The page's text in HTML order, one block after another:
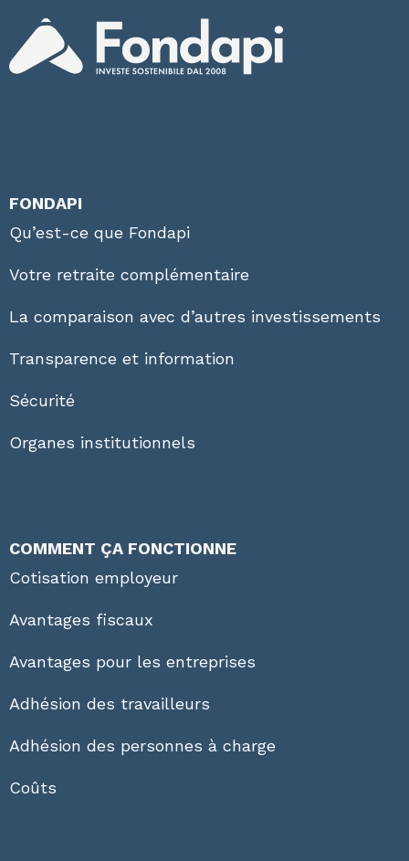
FONDAPI
Qu’est-ce que Fondapi
Votre retraite complémentaire
La comparaison avec d’autres investissements
Transparence et information
Sécurité
Organes institutionnels
COMMENT ÇA FONCTIONNE
Cotisation employeur
Avantages fiscaux
Avantages pour les entreprises
Adhésion des travailleurs
Adhésion des personnes à charge
Coûts